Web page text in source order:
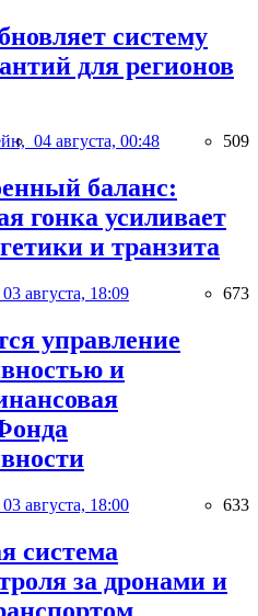
систему
для регионов
04 августа, 00:48 509
баланс:
гонка усиливает
и транзита
03 августа, 18:09 673
управление
и
03 августа, 18:00 633
система
за дронами и